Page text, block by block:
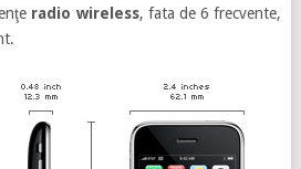
radio wireless, fata de 6 frecvente,